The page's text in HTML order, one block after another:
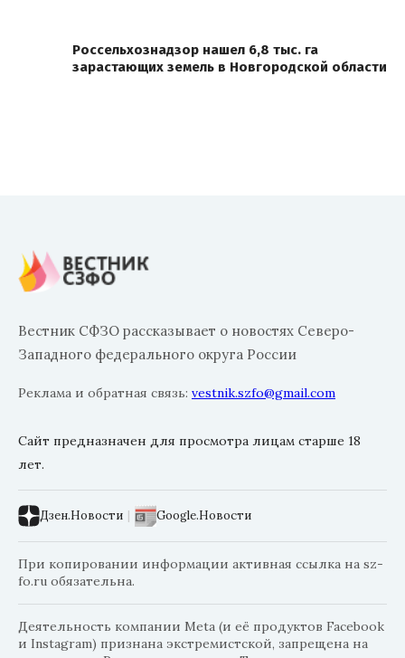
Россельхознадзор нашел 6,8 тыс. га
зарастающих земель в Новгородской области
Вестник СФЗО рассказывает о новостях Северо-
Западного федерального округа России
Реклама и обратная связь: vestnik.szfo@gmail.com
Сайт предназначен для просмотра лицам старше 18
лет.
Дзен.Новости | Google.Новости
При копировании информации активная ссылка на sz-
fo.ru обязательна.
Деятельность компании Meta (и её продуктов Facebook
и Instagram) признана экстремистской, запрещена на